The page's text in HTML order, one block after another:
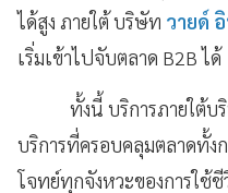
ได้สูง ภายใต้ บริษัท วายด์
เริ่มเข้าไปจับตลาด B2B ได้
ทั้งนี้ บริการภายใต้บ
บริการที่ครอบคลุมตลาดทั้ง
โจทย์ทุกจังหวะของการใช้